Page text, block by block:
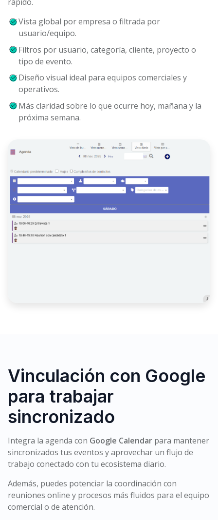
Vista global por empresa o filtrada por
usuario/equipo.
Filtros por usuario, categoría, cliente, proyecto o
tipo de evento.
Diseño visual ideal para equipos comerciales y
operativos.
Más claridad sobre lo que ocurre hoy, mañana y la
próxima semana.
Vinculación con Google
para trabajar
sincronizado
Integra la agenda con Google Calendar para mantener
sincronizados tus eventos y aprovechar un flujo de
trabajo conectado con tu ecosistema diario.
Además, puedes potenciar la coordinación con
reuniones online y procesos más fluidos para el equipo
comercial o de atención.